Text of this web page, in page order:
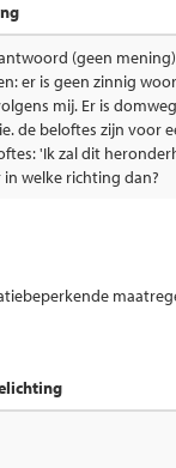
(geen
er is geen zinnig
mij. Er is
de beloftes zijn voor
'Ik zal dit
in welke richting dan?